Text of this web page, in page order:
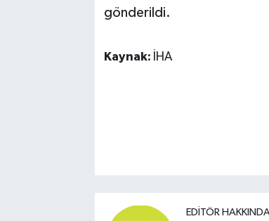
gönderildi.
Kaynak: İHA
EDITÖR